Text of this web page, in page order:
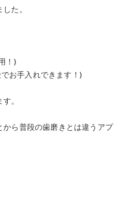
た。
！)
お手入れできます！)
。
ら普段の歯磨きとは違うア